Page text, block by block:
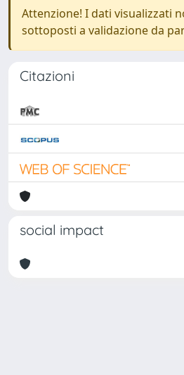
Attenzione! I dati visualizzati
sottoposti a validazione da
Citazioni
social impact